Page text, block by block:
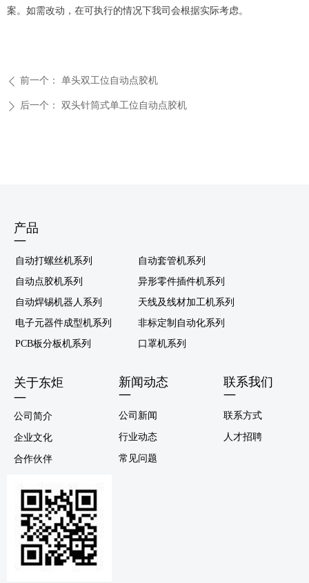
案。如需改动，在可执行的情况下我司会根据实际考虑。
ꄴ 前一个： 单头双工位自动点胶机
ꄲ 后一个： 双头针筒式单工位自动点胶机
公司简介
企业文化
合作伙伴
关于东炬
—
公司新闻
行业动态
常见问题
新闻动态
—
联系方式
人才招聘
联系我们
—
自动打螺丝机系列
自动点胶机系列
自动焊锡机器人系列
电子元器件成型机系列
PCB板分板机系列
产品
—
自动套管机系列
异形零件插件机系列
天线及线材加工机系列
非标定制自动化系列
口罩机系列